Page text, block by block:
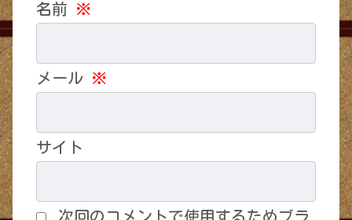
名前 ※
メール ※
サイト
次回のコメントで使用するためブラ